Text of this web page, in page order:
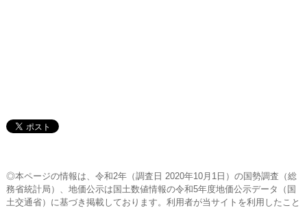
◎本ページの情報は、令和2年（調査日 2020年10月1日）の国勢調査（総
務省統計局）、地価公示は国土数値情報の令和5年度地価公示データ（国
土交通省）に基づき掲載しております。利用者が当サイトを利用したこと